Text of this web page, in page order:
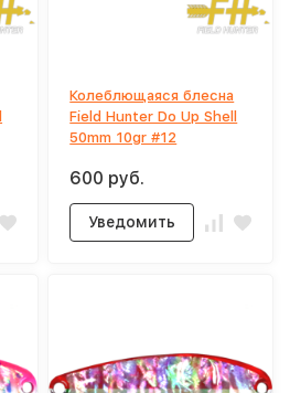
Колеблющаяся блесна
Field Hunter Do Up Shell
50mm 10gr #12
600 руб.
Уведомить